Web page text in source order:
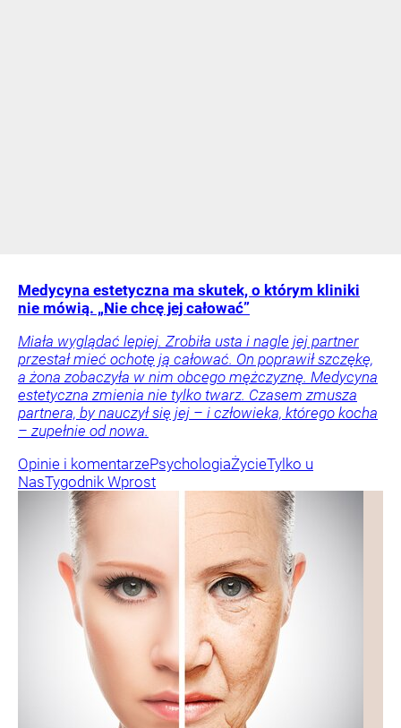
Medycyna estetyczna ma skutek, o którym kliniki
nie mówią. „Nie chcę jej całować”
Miała wyglądać lepiej. Zrobiła usta i nagle jej partner
przestał mieć ochotę ją całować. On poprawił szczękę,
a żona zobaczyła w nim obcego mężczyznę. Medycyna
estetyczna zmienia nie tylko twarz. Czasem zmusza
partnera, by nauczył się jej – i człowieka, którego kocha
– zupełnie od nowa.
Opinie i komentarzePsychologiaŻycieTylko u
NasTygodnik Wprost